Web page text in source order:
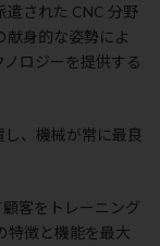
遣された CNC 分野
献身的な姿勢によ
ロジーを提供する
、機械が常に最良
客をトレーニング
特徴と機能を最大